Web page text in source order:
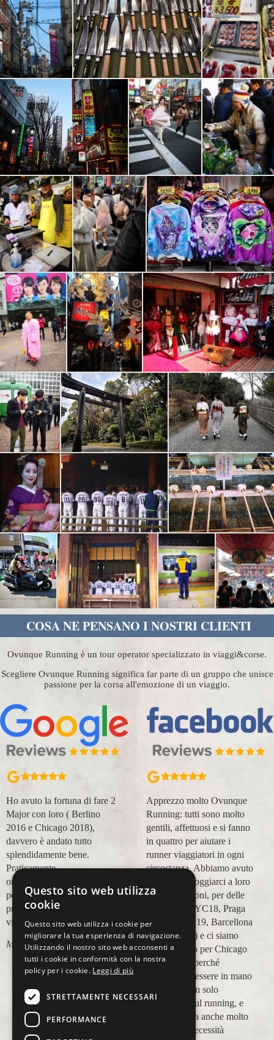
COSA NE PENSANO I NOSTRI CLIENTI
Ovunque Running è un tour operator specializzato in viaggi&corse.
Scegliere Ovunque Running significa far parte di un gruppo che unisce
passione per la corsa all'emozione di un viaggio.
Apprezzo molto Ovunque
Running: tutti sono molto
gentili, affettuosi e si fanno
in quattro per aiutare i
runner viaggiatori in ogni
circostanza. Abbiamo avuto
modo di appoggiarci a loro
in più occasioni, per delle
maratone (NYC18, Praga
19, Valencia 19, Barcellona
21, NYC 22) e ci siamo
affidati a loro per Chicago
23 (ottobre) perché
sappiamo di essere in mano
a persone non solo
competenti sul running, e
sulle città, ma anche molto
attente alle necessità
Organizzazione perfetta,
accompagnatori super
(Massimo e Anna). Prima
esperienza con voi molto
positiva! Alla prossima e
grazie!
Lara Buranti
Questo sito web utilizza
cookie
Questo sito web utilizza i cookie per
migliorare la tua esperienza di navigazione.
Utilizzando il nostro sito web acconsenti a
tutti i cookie in conformità con la nostra
policy per i cookie. Leggi di più
STRETTAMENTE NECESSARI
PERFORMANCE